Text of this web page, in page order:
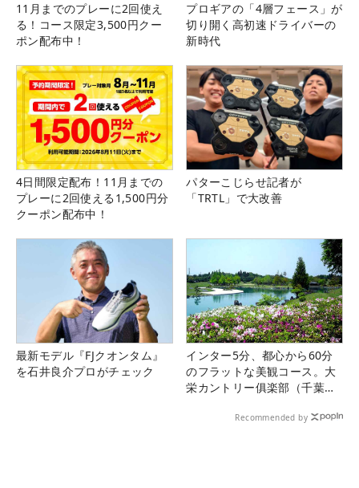
11月までのプレーに2回使え
る！コース限定3,500円クー
ポン配布中！
プロギアの「4層フェース」が
切り開く高初速ドライバーの
新時代
4日間限定配布！11月までの
プレーに2回使える1,500円分
クーポン配布中！
パターこじらせ記者が
「TRTL」で大改善
最新モデル『FJクオンタム』
を石井良介プロがチェック
インター5分、都心から60分
のフラットな美観コース。大
栄カントリー俱楽部（千葉
Recommended by